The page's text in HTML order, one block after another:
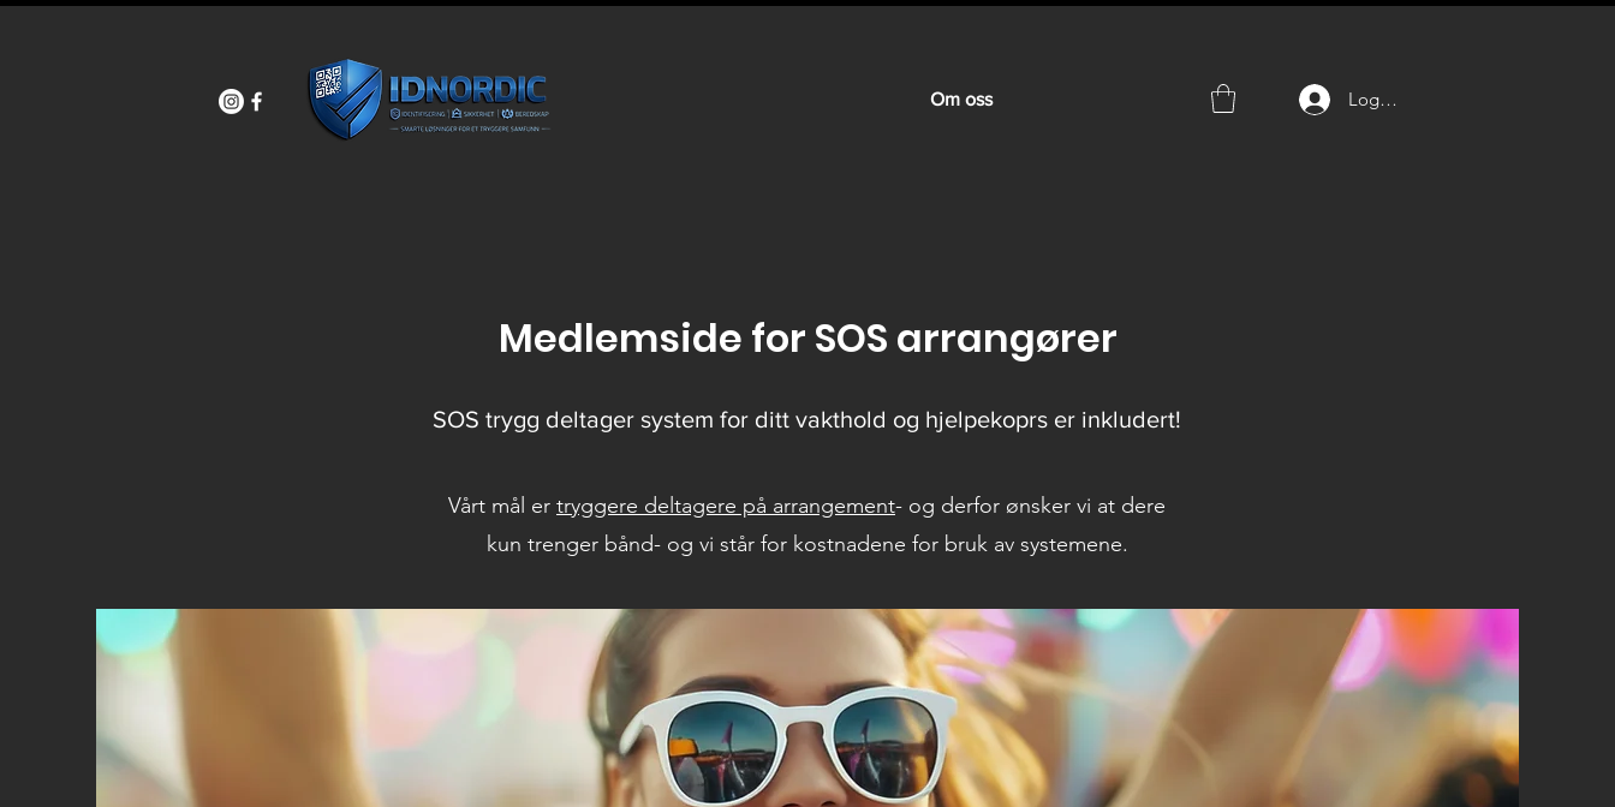
Om oss Logg inn
Medlemside for SOS arrangører
SOS trygg deltager system for ditt vakthold og hjelpekoprs er inkludert!
Vårt mål er tryggere deltagere på arrangement- og derfor ønsker vi at dere
kun trenger bånd- og vi står for kostnadene for bruk av systemene.